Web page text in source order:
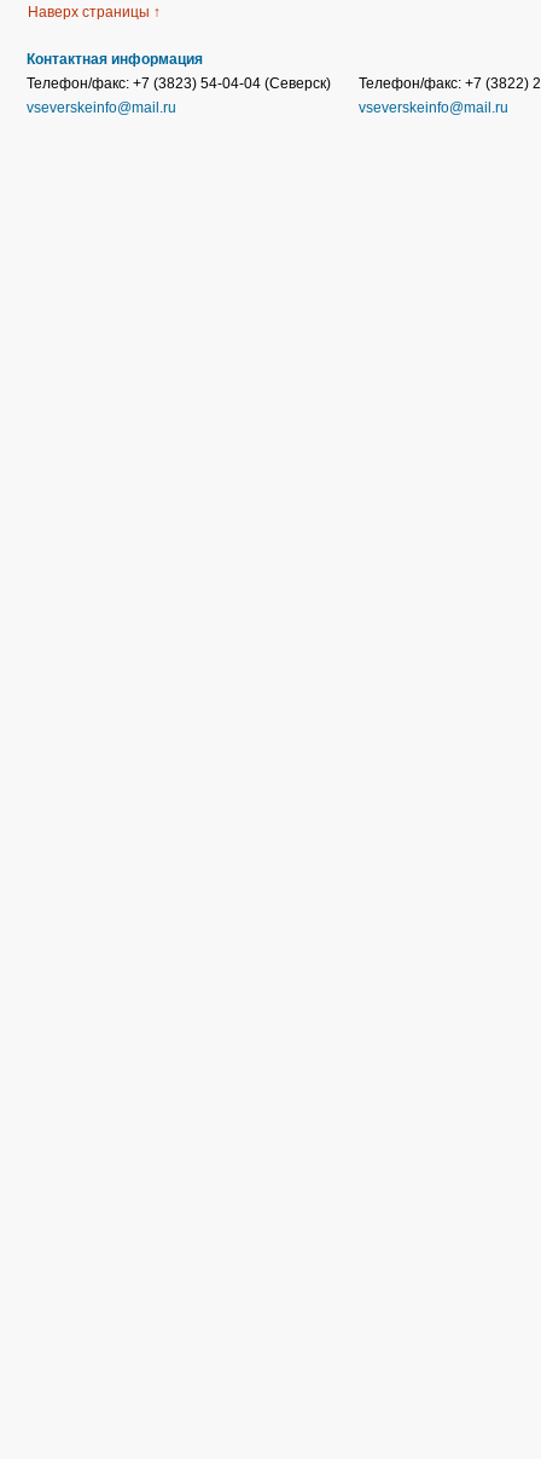
Наверх страницы ↑
Контактная информация
Телефон/факс: +7 (3823) 54-04-04 (Северск)
vseverskeinfo@mail.ru
Телефон/факс: +7 (3822)
vseverskeinfo@mail.ru